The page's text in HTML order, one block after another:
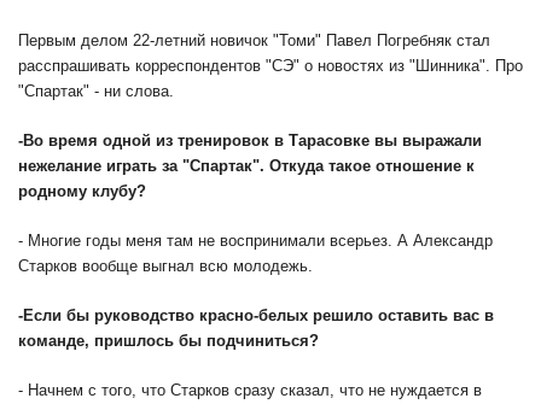
Первым делом 22-летний новичок "Томи" Павел Погребняк стал
расспрашивать корреспондентов "СЭ" о новостях из "Шинника". Про
"Спартак" - ни слова.
-Во время одной из тренировок в Тарасовке вы выражали
нежелание играть за "Спартак". Откуда такое отношение к
родному клубу?
- Многие годы меня там не воспринимали всерьез. А Александр
Старков вообще выгнал всю молодежь.
-Если бы руководство красно-белых решило оставить вас в
команде, пришлось бы подчиниться?
- Начнем с того, что Старков сразу сказал, что не нуждается в